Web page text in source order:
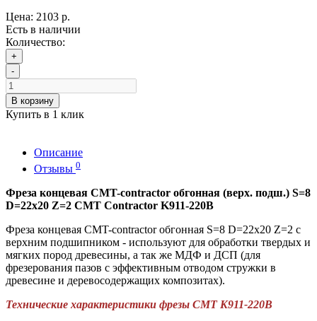
Цена: 2103 р.
Есть в наличии
Количество:
+
-
В корзину
Купить в 1 клик
Описание
Отзывы 0
Фреза концевая CMT-contractor обгонная (верх. подш.) S=8
D=22x20 Z=2 CMT Contractor K911-220B
Фреза концевая CMT-contractor обгонная S=8 D=22x20 Z=2 с
верхним подшипником - используют для обработки твердых и
мягких пород древесины, а так же МДФ и ДСП (для
фрезерования пазов с эффективным отводом стружки в
древесине и деревосодержащих композитах).
Технические характеристики фрезы СМТ K911-220B